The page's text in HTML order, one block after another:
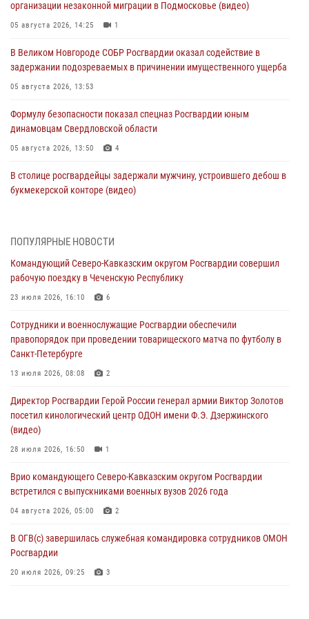
организации незаконной миграции в Подмосковье (видео)
05 августа 2026, 14:25 1
В Великом Новгороде СОБР Росгвардии оказал содействие в
задержании подозреваемых в причинении имущественного ущерба
05 августа 2026, 13:53
Формулу безопасности показал спецназ Росгвардии юным
динамовцам Свердловской области
05 августа 2026, 13:50 4
В столице росгвардейцы задержали мужчину, устроившего дебош в
букмекерской конторе (видео)
В Удмуртии при силовой поддержке спецназа Росгвардии
оздоровительных услуг (видео)
05 августа 2026, 13:20
посетили мастер-класс по художественной гимнастике
05 августа 2026, 13:00 3
Офицеры Росгвардии и ветераны войск правопорядка почтили
05 августа 2026, 12:40
Росгвардейцы приняли участие в акции «Волна памяти»,
посвящённой 83‑й годовщине освобождения Белгорода от
05 августа 2026, 12:13 1
ПОПУЛЯРНЫЕ НОВОСТИ
Командующий Северо-Кавказским округом Росгвардии совершил
рабочую поездку в Чеченскую Республику
23 июля 2026, 16:10 6
Сотрудники и военнослужащие Росгвардии обеспечили
правопорядок при проведении товарищеского матча по футболу в
Санкт-Петербурге
13 июля 2026, 08:08 2
Директор Росгвардии Герой России генерал армии Виктор Золотов
посетил кинологический центр ОДОН имени Ф.Э. Дзержинского
(видео)
28 июля 2026, 16:50 1
Врио командующего Северо-Кавказским округом Росгвардии
встретился с выпускниками военных вузов 2026 года
04 августа 2026, 05:00 2
В ОГВ(с) завершилась служебная командировка сотрудников ОМОН
Росгвардии
20 июля 2026, 09:25 3